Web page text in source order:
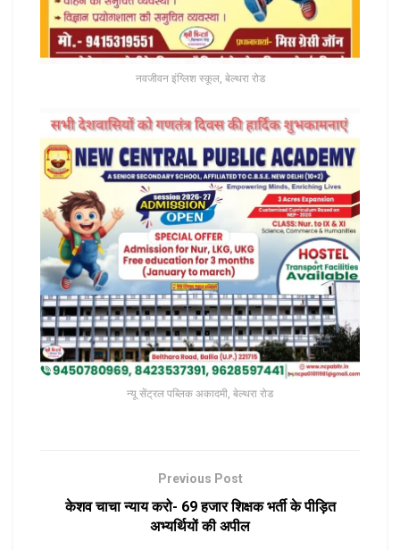
नवजीवन इंग्लिश स्कूल, बेल्थरा रोड
न्यू सेंट्रल पब्लिक अकादमी, बेल्थरा रोड
Previous Post
केशव चाचा न्याय करो- 69 हजार शिक्षक भर्ती के पीड़ित
अभ्यर्थियों की अपील